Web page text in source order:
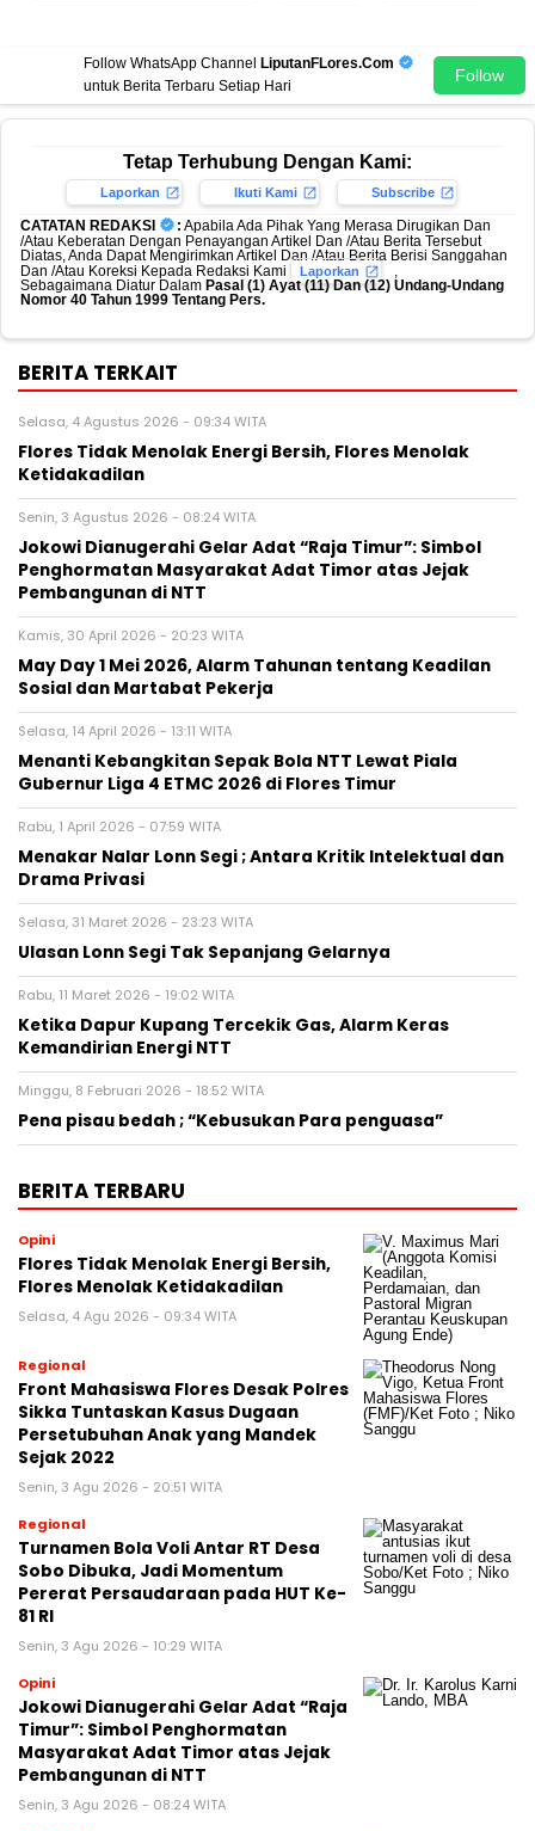
Follow WhatsApp Channel
LiputanFLores.Com
untuk Berita Terbaru Setiap Hari
Follow
Tetap Terhubung Dengan Kami:
Laporkan Ikuti Kami Subscribe
CATATAN REDAKSI : Apabila Ada Pihak Yang Merasa Dirugikan Dan
/Atau Keberatan Dengan Penayangan Artikel Dan /Atau Berita Tersebut
Diatas, Anda Dapat Mengirimkan Artikel Dan /Atau Berita Berisi Sanggahan
Dan /Atau Koreksi Kepada Redaksi Kami
Laporkan
,
Sebagaimana Diatur Dalam Pasal (1) Ayat (11) Dan (12) Undang-Undang
Nomor 40 Tahun 1999 Tentang Pers.
BERITA TERKAIT
Selasa, 4 Agustus 2026 - 09:34 WITA
Flores Tidak Menolak Energi Bersih, Flores Menolak
Ketidakadilan
Senin, 3 Agustus 2026 - 08:24 WITA
Jokowi Dianugerahi Gelar Adat “Raja Timur”: Simbol
Penghormatan Masyarakat Adat Timor atas Jejak
Pembangunan di NTT
Kamis, 30 April 2026 - 20:23 WITA
May Day 1 Mei 2026, Alarm Tahunan tentang Keadilan
Sosial dan Martabat Pekerja
Selasa, 14 April 2026 - 13:11 WITA
Menanti Kebangkitan Sepak Bola NTT Lewat Piala
Gubernur Liga 4 ETMC 2026 di Flores Timur
Rabu, 1 April 2026 - 07:59 WITA
Menakar Nalar Lonn Segi ; Antara Kritik Intelektual dan
Drama Privasi
Selasa, 31 Maret 2026 - 23:23 WITA
Ulasan Lonn Segi Tak Sepanjang Gelarnya
Rabu, 11 Maret 2026 - 19:02 WITA
Ketika Dapur Kupang Tercekik Gas, Alarm Keras
Kemandirian Energi NTT
Minggu, 8 Februari 2026 - 18:52 WITA
Pena pisau bedah ; “Kebusukan Para penguasa”
BERITA TERBARU
Opini
Flores Tidak Menolak Energi Bersih,
Flores Menolak Ketidakadilan
Selasa, 4 Agu 2026 - 09:34 WITA
Regional
Front Mahasiswa Flores Desak Polres
Sikka Tuntaskan Kasus Dugaan
Persetubuhan Anak yang Mandek
Sejak 2022
Senin, 3 Agu 2026 - 20:51 WITA
Regional
Turnamen Bola Voli Antar RT Desa
Sobo Dibuka, Jadi Momentum
Pererat Persaudaraan pada HUT Ke-
81 RI
Senin, 3 Agu 2026 - 10:29 WITA
Opini
Jokowi Dianugerahi Gelar Adat “Raja
Timur”: Simbol Penghormatan
Masyarakat Adat Timor atas Jejak
Pembangunan di NTT
Senin, 3 Agu 2026 - 08:24 WITA